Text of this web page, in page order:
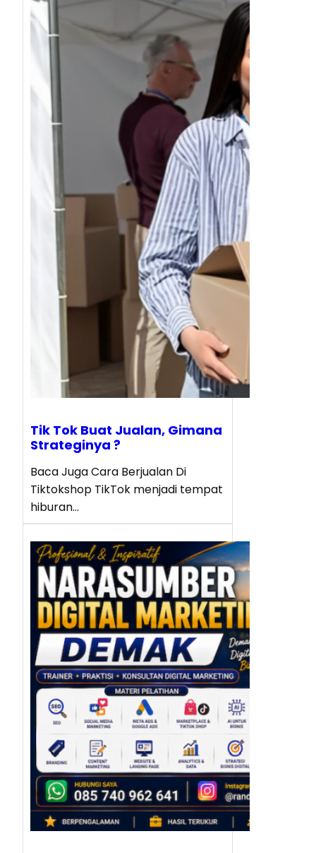
Tik Tok Buat Jualan, Gimana
Strateginya ?
Baca Juga Cara Berjualan Di
Tiktokshop TikTok menjadi tempat
hiburan…